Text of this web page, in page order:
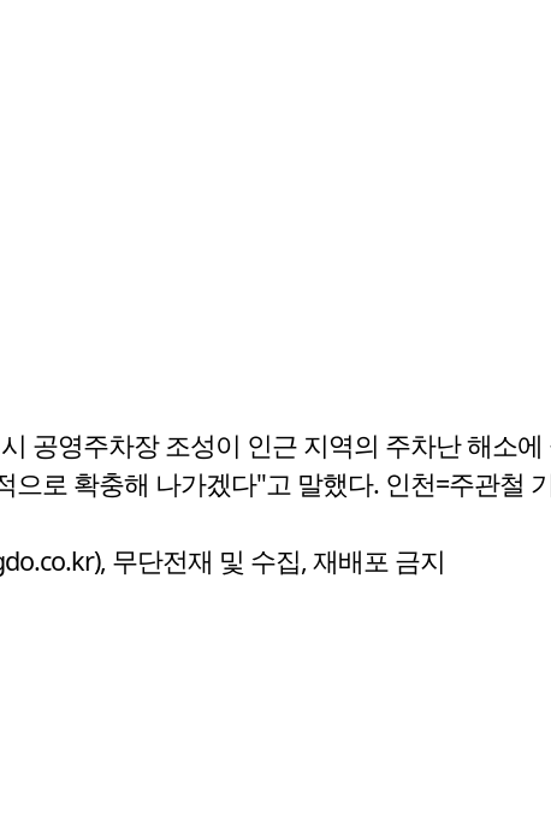
공영주차장 조성이 인근 지역의 주차난 해소
으로 확충해 나가겠다"고 말했다. 인천=주관철
무단전재 및 수집, 재배포 금지